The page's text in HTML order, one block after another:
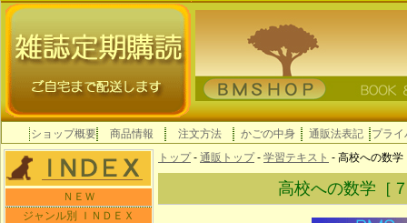
ショップ概要 商品情報 注文方法 かごの中身 通販法表記 プライ
ＮＥＷ
ジャンル別 ＩＮＤＥＸ
トップ- 通販トップ- 学習テキスト - 高校への数
高校への数学［